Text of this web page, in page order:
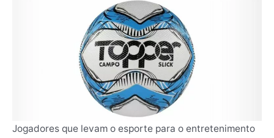
Jogadores que levam o esporte para o entretenimento